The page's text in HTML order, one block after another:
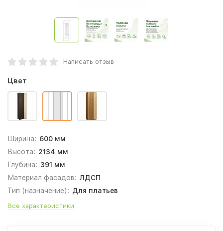
Написать отзыв
Цвет
Ширина: 600 мм
Высота: 2134 мм
Глубина: 391 мм
Материал фасадов: ЛДСП
Тип (назначение): Для платьев
Все характеристики